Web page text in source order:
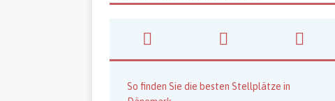
So finden Sie die besten Stellplätze in